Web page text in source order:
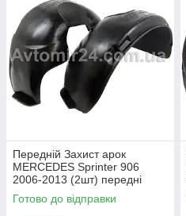
Передній Захист арок
MERCEDES Sprinter 906
2006-2013 (2шт) передні
Підкрилки Мерседес
Спрінтер 906 пара передніх
Готово до відправки